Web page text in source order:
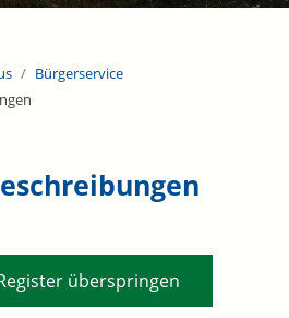
Bürgerservice
überspringen